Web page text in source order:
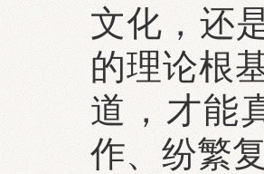
文化，还
的理论根
道，才能
作、纷繁